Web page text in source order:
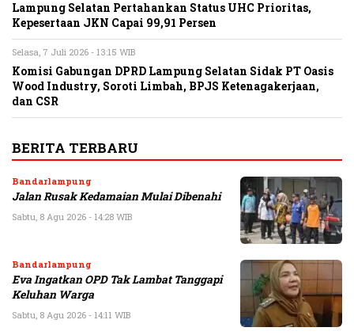
Lampung Selatan Pertahankan Status UHC Prioritas,
Kepesertaan JKN Capai 99,91 Persen
Selasa, 7 Juli 2026 - 13:15 WIB
Komisi Gabungan DPRD Lampung Selatan Sidak PT Oasis
Wood Industry, Soroti Limbah, BPJS Ketenagakerjaan,
dan CSR
BERITA TERBARU
Bandarlampung
Jalan Rusak Kedamaian Mulai Dibenahi
Sabtu, 8 Agu 2026 - 14:28 WIB
Bandarlampung
Eva Ingatkan OPD Tak Lambat Tanggapi
Keluhan Warga
Sabtu, 8 Agu 2026 - 14:11 WIB